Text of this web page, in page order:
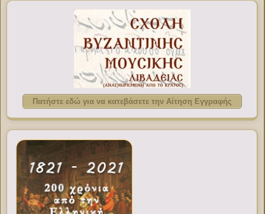
Πατήστε εδώ για να κατεβάσετε την Αίτηση Εγγραφής